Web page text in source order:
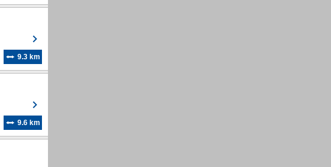
9.3 km
9.6 km